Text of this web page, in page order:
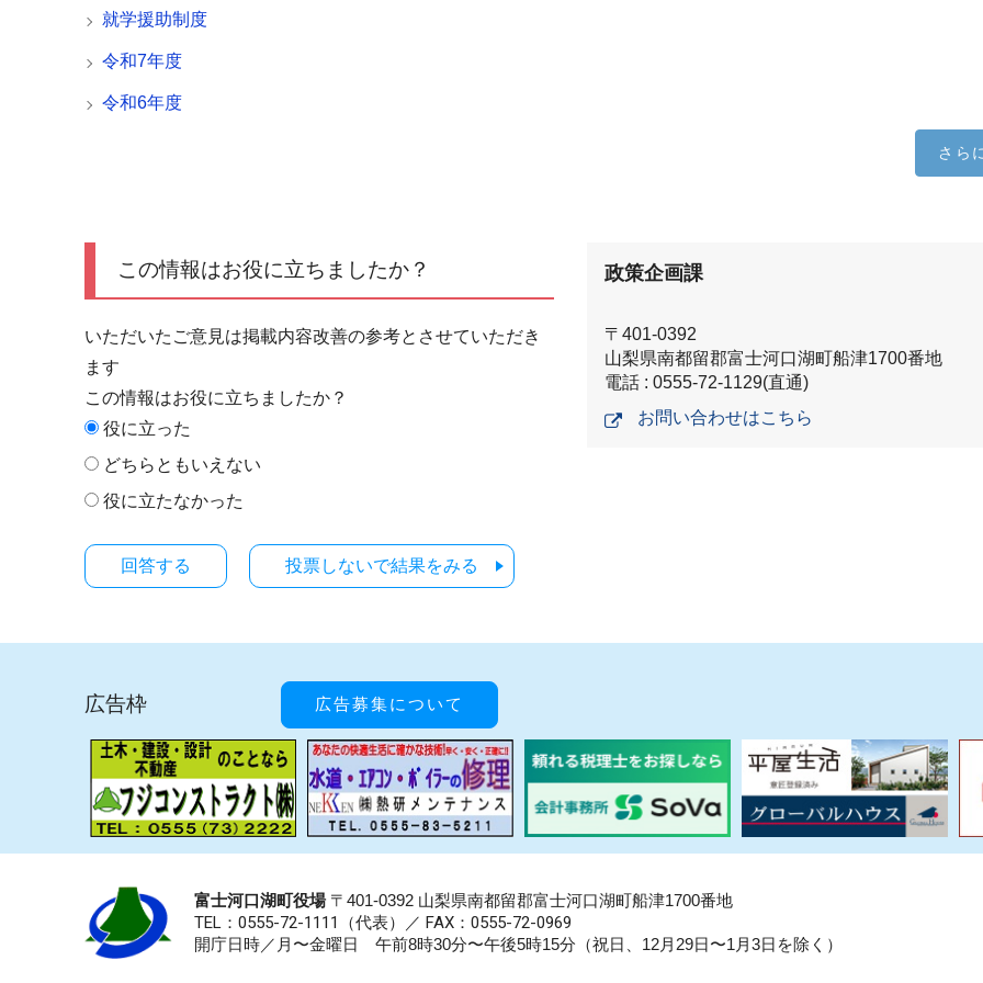
就学援助制度
令和7年度
令和6年度
さら
この情報はお役に立ちましたか？
いただいたご意見は掲載内容改善の参考とさせていただき
ます
この情報はお役に立ちましたか？
役に立った
どちらともいえない
役に立たなかった
投票しないで結果をみる
政策企画課
〒401-0392
山梨県南都留郡富士河口湖町船津1700番地
電話 : 0555-72-1129(直通)
お問い合わせはこちら
広告枠 広告募集について
富士河口湖町役場〒401-0392 山梨県南都留郡富士河口湖町船津1700番地
TEL：0555-72-1111 （代表）／ FAX：0555-72-0969
開庁日時／月〜金曜日 午前8時30分〜午後5時15分（祝日、12月29日〜1月3日を除く）